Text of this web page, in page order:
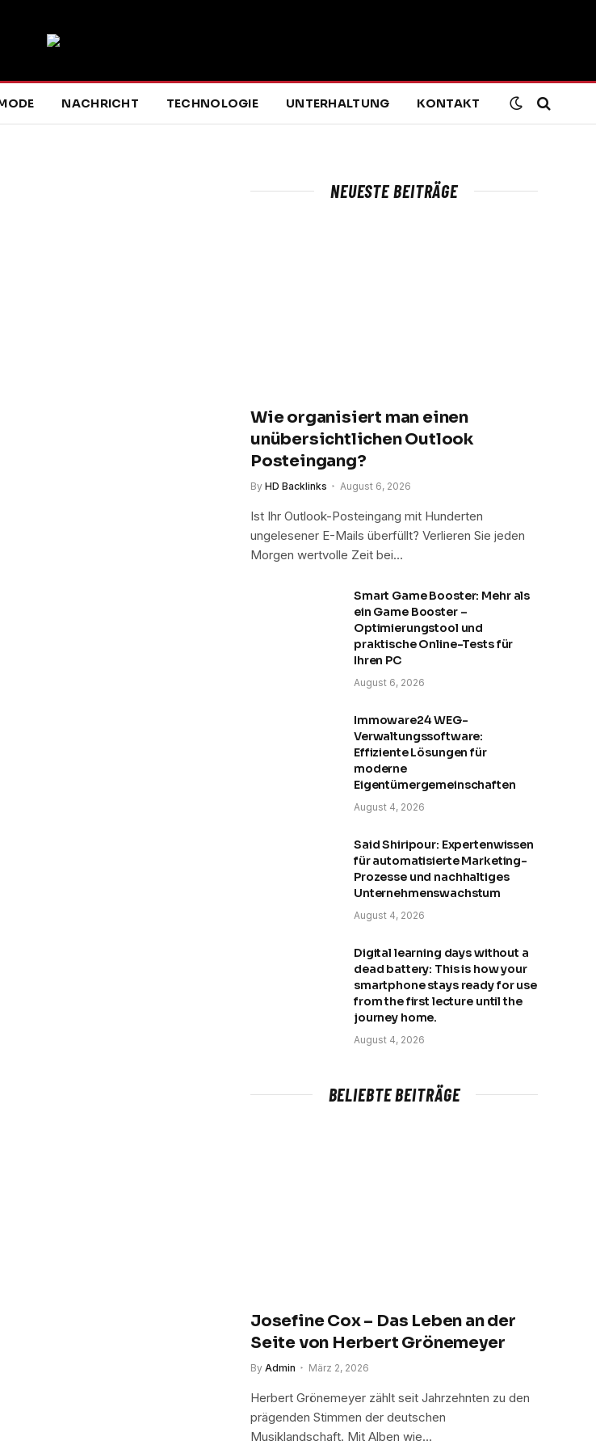
NACHRICHT TECHNOLOGIE UNTERHALTUNG KONTAKT
NEUESTE BEITRÄGE
Wie organisiert man einen
unübersichtlichen Outlook
Posteingang?
By HD Backlinks August 6, 2026
Ist Ihr Outlook-Posteingang mit Hunderten
ungelesener E-Mails überfüllt? Verlieren Sie jeden
Morgen wertvolle Zeit bei…
Smart Game Booster: Mehr als
ein Game Booster –
Optimierungstool und
praktische Online-Tests für
Ihren PC
August 6, 2026
Immoware24 WEG-
Verwaltungssoftware:
Effiziente Lösungen für
moderne
Eigentümergemeinschaften
August 4, 2026
Said Shiripour: Expertenwissen
für automatisierte Marketing-
Prozesse und nachhaltiges
Unternehmenswachstum
August 4, 2026
Digital learning days without a
dead battery: This is how your
smartphone stays ready for use
from the first lecture until the
journey home.
August 4, 2026
BELIEBTE BEITRÄGE
Josefine Cox – Das Leben an der
Seite von Herbert Grönemeyer
By Admin März 2, 2026
Herbert Grönemeyer zählt seit Jahrzehnten zu den
prägenden Stimmen der deutschen
Musiklandschaft. Mit Alben wie…